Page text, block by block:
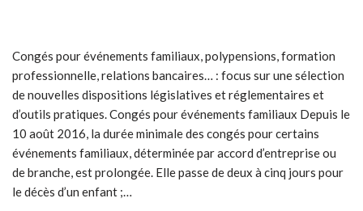
Congés pour événements familiaux, polypensions, formation
professionnelle, relations bancaires… : focus sur une sélection
de nouvelles dispositions législatives et réglementaires et
d’outils pratiques. Congés pour événements familiaux Depuis le
10 août 2016, la durée minimale des congés pour certains
événements familiaux, déterminée par accord d’entreprise ou
de branche, est prolongée. Elle passe de deux à cinq jours pour
le décès d’un enfant ;…